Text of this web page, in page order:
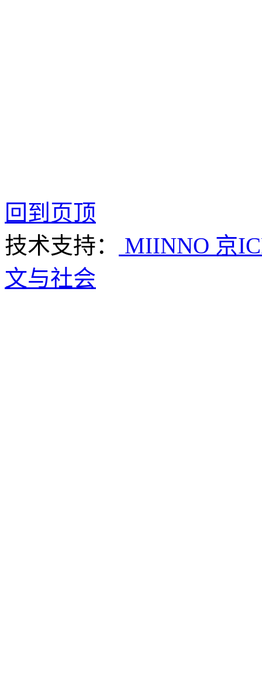
回到页顶
技术支持：
MIINNO 京
文与社会